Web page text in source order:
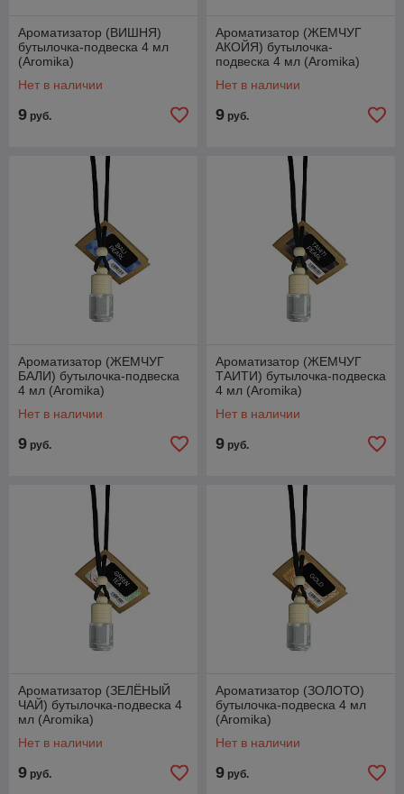
Ароматизатор (ВИШНЯ)
бутылочка-подвеска 4 мл
(Aromika)
Нет в наличии
9 руб.
Ароматизатор (ЖЕМЧУГ
АКОЙЯ) бутылочка-
подвеска 4 мл (Aromika)
Нет в наличии
9 руб.
Ароматизатор (ЖЕМЧУГ
БАЛИ) бутылочка-подвеска
4 мл (Aromika)
Нет в наличии
9 руб.
Ароматизатор (ЖЕМЧУГ
ТАИТИ) бутылочка-подвеска
4 мл (Aromika)
Нет в наличии
9 руб.
Ароматизатор (ЗЕЛЁНЫЙ
ЧАЙ) бутылочка-подвеска 4
мл (Aromika)
Нет в наличии
9 руб.
Ароматизатор (ЗОЛОТО)
бутылочка-подвеска 4 мл
(Aromika)
Нет в наличии
9 руб.